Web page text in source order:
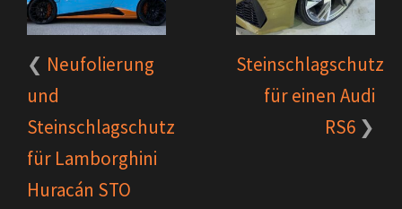
Neufolierung
und
Steinschlagschutz
für Lamborghini
Huracán STO
Steinschlagschutz
für einen Audi
RS6